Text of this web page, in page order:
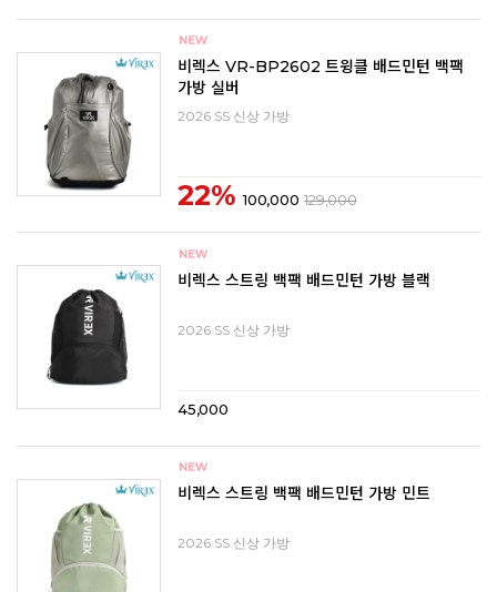
비렉스 VR-BP2602 트윙클 배드민턴 백팩
가방 실버
2026 SS 신상 가방
22% 100,000 129,000
비렉스 스트링 백팩 배드민턴 가방 블랙
2026 SS 신상 가방
45,000
비렉스 스트링 백팩 배드민턴 가방 민트
2026 SS 신상 가방